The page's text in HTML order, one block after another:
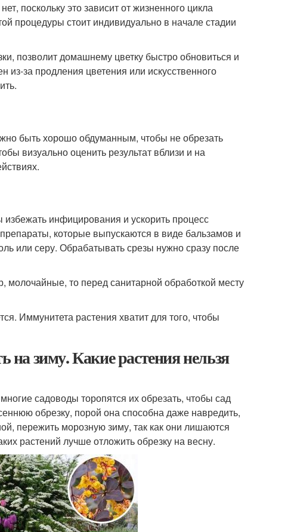
поскольку это зависит от жизненного цикла
процедуры стоит индивидуально в начале стадии
позволит домашнему цветку быстро обновиться и
за продления цветения или искусственного
быть хорошо обдуманным, чтобы не обрезать
визуально оценить результат вблизи и на
инфицирования и ускорить процесс
которые выпускаются в виде бальзамов и
или серу. Обрабатывать срезы нужно сразу после
то перед санитарной обработкой месту
Иммунитета растения хватит для того, чтобы
на зиму. Какие растения нельзя
садоводы торопятся их обрезать, чтобы сад
обрезку, порой она способна даже навредить,
пережить морозную зиму, так как они лишаются
растений лучше отложить обрезку на весну.